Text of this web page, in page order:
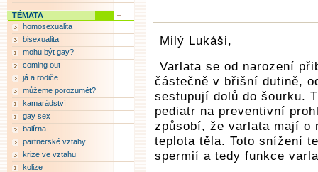
Milý Lukáši,
Varlata se od narození
částečně v břišní dutině,
sestupují dolů do šourku.
pediatr na preventivní
způsobí, že varlata mají o
teplota těla. Toto snížení
spermií a tedy funkce
TÉMATA
homosexualita
bisexualita
mohu být gay?
coming out
já a rodiče
můžeme porozumět?
kamarádství
gay sex
balírna
partnerské vztahy
krize ve vztahu
kolize